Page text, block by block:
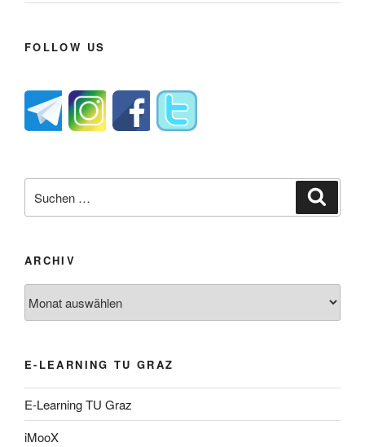
FOLLOW US
nach:
ARCHIV
E-LEARNING TU GRAZ
E-Learning TU Graz
iMooX